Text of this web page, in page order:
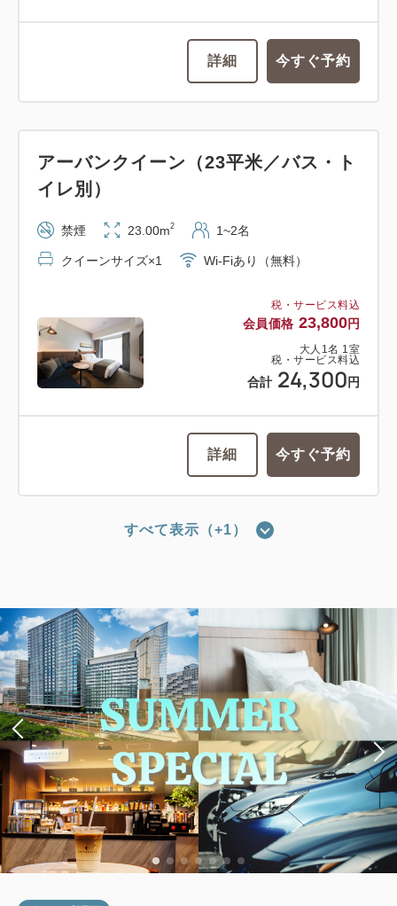
詳細 今すぐ予約
税・サービス料込
会員価格 23,800円
大人 1名 1室
税・サービス料込
合計 24,300 円
アーバンクイーン（23平米／バス・ト
イレ別）
禁煙 23.00m2 1~2名
クイーンサイズ×1 Wi-Fiあり（無料）
詳細 今すぐ予約
税・サービス料込
会員価格 23,300円
大人
税・サービス料込
合計 23,800円
禁煙 23.00m2
クイーンサイズ×1 Wi-Fiあり（無料）
詳細 今すぐ予約
すべて表示（+1）